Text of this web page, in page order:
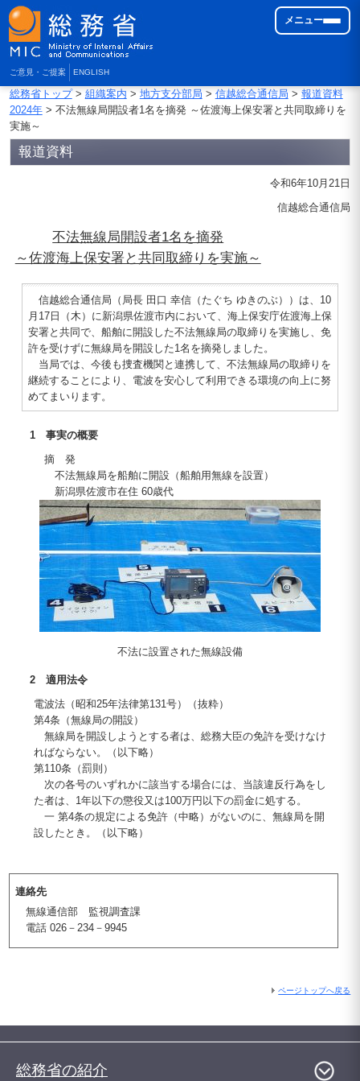
ご意見・ご提案 ENGLISH
メニュー
総務省トップ> 組織案内 > 地方支分部局 > 信越総合通信局 > 報道資料
2024年> 不法無線局開設者1名を摘発 ～佐渡海上保安署と共同取締りを
実施～
報道資料
令和6年10月21日
信越総合通信局
不法無線局開設者1名を摘発
～佐渡海上保安署と共同取締りを実施～
信越総合通信局（局長 田口 幸信（たぐち ゆきのぶ））は、10
月17日（木）に新潟県佐渡市内において、海上保安庁佐渡海上保
安署と共同で、船舶に開設した不法無線局の取締りを実施し、免
許を受けずに無線局を開設した1名を摘発しました。
当局では、今後も捜査機関と連携して、不法無線局の取締りを
継続することにより、電波を安心して利用できる環境の向上に努
めてまいります。
1 事実の概要
摘 発
不法無線局を船舶に開設（船舶用無線を設置）
新潟県佐渡市在住 60歳代
不法に設置された無線設備
2 適用法令
電波法（昭和25年法律第131号）（抜粋）
第4条（無線局の開設）
無線局を開設しようとする者は、総務大臣の免許を受けなけ
ればならない。（以下略）
第110条（罰則）
次の各号のいずれかに該当する場合には、当該違反行為をし
た者は、1年以下の懲役又は100万円以下の罰金に処する。
一 第4条の規定による免許（中略）がないのに、無線局を開
設したとき。（以下略）
連絡先
無線通信部 監視調査課
電話 026－234－9945
ページトップへ戻る
総務省の紹介